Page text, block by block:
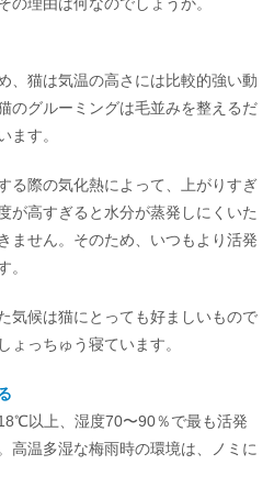
の理由は何なのでしょうか。
、猫は気温の高さには比較的強い動
のグルーミングは毛並みを整えるだ
ます。
る際の気化熱によって、上がりすぎ
が高すぎると水分が蒸発しにくいた
ません。そのため、いつもより活発
。
気候は猫にとっても好ましいもので
ょっちゅう寝ています。
以上、湿度70〜90％で最も活発
高温多湿な梅雨時の環境は、ノミに